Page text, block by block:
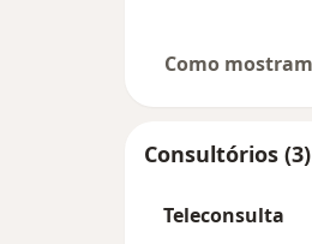
Como
Consultórios (3)
Teleconsulta